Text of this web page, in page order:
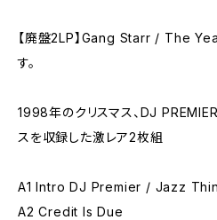
【廃盤2LP】Gang Starr / The
す。
1998年のクリスマス、DJ
スを収録した激レア2枚組
A1 Intro DJ Premier / Jazz
A2 Credit Is Due